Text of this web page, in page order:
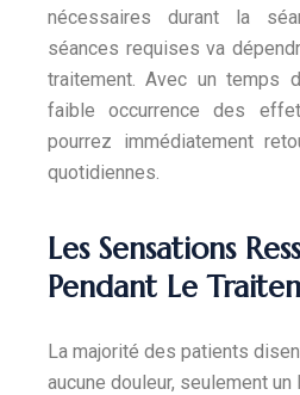
nécessaires durant la
séances requises va
traitement. Avec un temps
faible occurrence des
pourrez immédiatement
quotidiennes.
Les Sensations
Pendant Le
La majorité des patients
aucune douleur, seulement